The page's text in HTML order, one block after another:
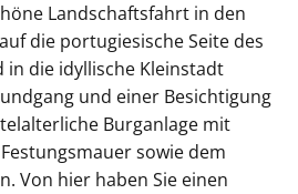
Landschaftsfahrt in den
die portugiesische Seite des
in die idyllische Kleinstadt
und einer Besichtigung
Burganlage mit
sowie dem
Von hier haben Sie einen